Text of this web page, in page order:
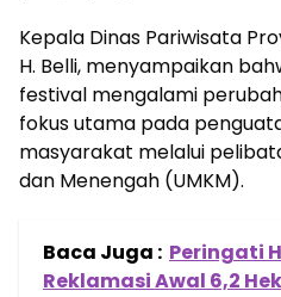
Kepala Dinas Pariwisata
H. Belli, menyampaikan
festival mengalami
fokus utama pada
masyarakat melalui
dan Menengah (UMKM).
Baca Juga : Peringati
Reklamasi Awal 6,2